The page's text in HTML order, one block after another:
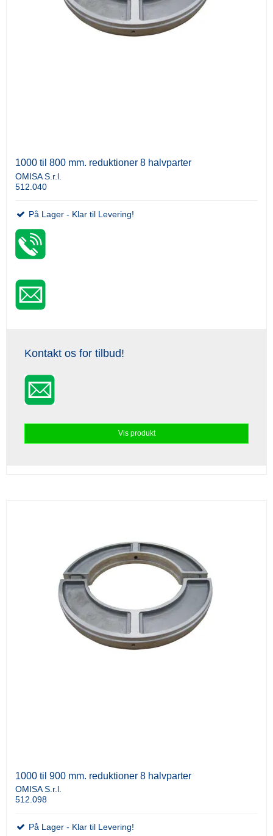
1000 til 800 mm. reduktioner 8 halvparter
OMISA S.r.l.
512.040
På Lager - Klar til Levering!
Kontakt os for tilbud!
Vis produkt
1000 til 900 mm. reduktioner 8 halvparter
OMISA S.r.l.
512.098
På Lager - Klar til Levering!